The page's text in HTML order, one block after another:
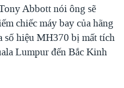
Ở VIỆT NAM
KIM TẠI VIỆT NAM
PHỦ VIỆT NAM
Abbott nói ông sẽ
chiếc máy bay của hãng
số hiệu MH370 bị mất tích
Lumpur đến Bắc Kinh